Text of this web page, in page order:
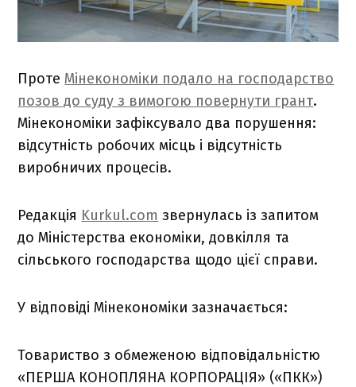
ПротеМінекономіки подало на господарство
позов до суду з вимогою повернути грант.
Мінекономіки зафіксувало два порушення:
відсутність робочих місць і відсутність
виробничих процесів.
Редакція Kurkul.com звернулась із запитом
до Міністерства економіки, довкілля та
сільського господарства щодо цієї справи.
У відповіді Мінекономіки зазначається:
Товариство з обмеженою відповідальністю
«ПЕРША КОНОПЛЯНА КОРПОРАЦІЯ» («ПКК»)